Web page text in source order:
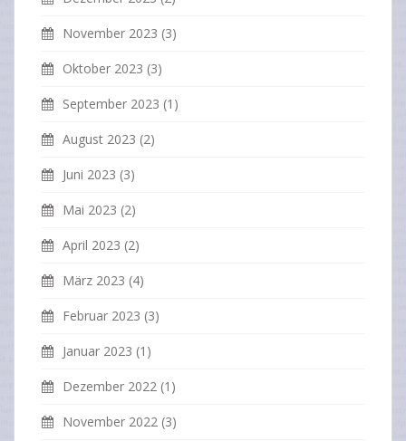
November 2023 (3)
Oktober 2023 (3)
September 2023 (1)
August 2023 (2)
Juni 2023 (3)
Mai 2023 (2)
April 2023 (2)
März 2023 (4)
Februar 2023 (3)
Januar 2023 (1)
Dezember 2022 (1)
November 2022 (3)